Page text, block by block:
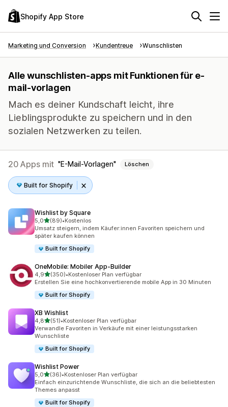
Shopify App Store
Marketing und Conversion Kundentreue Wunschlisten
Alle wunschlisten-apps mit Funktionen für e-
mail-vorlagen
Mach es deiner Kundschaft leicht, ihre
Lieblingsprodukte zu speichern und in den
sozialen Netzwerken zu teilen.
20 Apps mit E-Mail-Vorlagen Löschen
Built for Shopify
Wishlist by Square
5,0von 5 Sternen
(89)
89 Rezensionen insgesamt
•Kostenlos
Umsatz steigern, indem Käufer:innen Favoriten speichern und
später kaufen können
Built for Shopify
OneMobile: Mobiler App‑Builder
4,9von 5 Sternen
(350)
350 Rezensionen insgesamt
•Kostenloser Plan verfügbar
Erstellen Sie eine hochkonvertierende mobile App in 30 Minuten
Built for Shopify
XB Wishlist
4,8von 5 Sternen
(51)
51 Rezensionen insgesamt
•Kostenloser Plan verfügbar
Verwandle Favoriten in Verkäufe mit einer leistungsstarken
Wunschliste
Built for Shopify
Wishlist Power
5,0von 5 Sternen
(36)
36 Rezensionen insgesamt
•Kostenloser Plan verfügbar
Einfach einzurichtende Wunschliste, die sich an die beliebtesten
Themes anpasst
Built for Shopify